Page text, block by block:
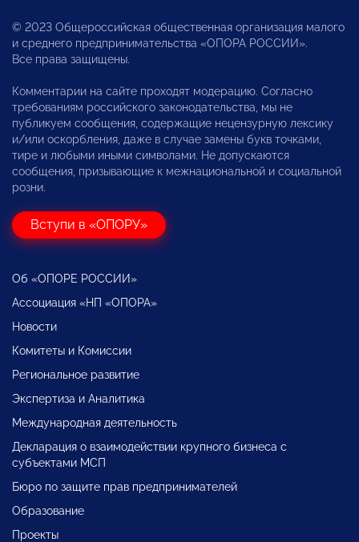
© 2023 Общероссийская общественная организация малого
и среднего предпринимательства «ОПОРА РОССИИ».
Все права защищены.
Комментарии на сайте проходят модерацию. Согласно
требованиям российского законодательства, мы не
публикуем сообщения, содержащие нецензурную лексику
и/или оскорбления, даже в случае замены букв точками,
тире и любыми иными символами. Не допускаются
сообщения, призывающие к межнациональной и социальной
розни.
Вступи в «ОПОРУ»
Об «ОПОРЕ РОССИИ»
Ассоциация «НП «ОПОРА»
Новости
Комитеты и Комиссии
Региональное развитие
Экспертиза и Аналитика
Международная деятельность
Декларация о взаимодействии крупного бизнеса с
субъектами МСП
Бюро по защите прав предпринимателей
Образование
Проекты